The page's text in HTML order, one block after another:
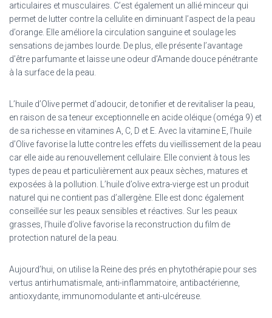
articulaires et musculaires. C’est également un allié minceur qui
permet de lutter contre la cellulite en diminuant l’aspect de la peau
d’orange. Elle améliore la circulation sanguine et soulage les
sensations de jambes lourde. De plus, elle présente l’avantage
d’être parfumante et laisse une odeur d’Amande douce pénétrante
à la surface de la peau.
L’huile d’Olive permet d’adoucir, de tonifier et de revitaliser la peau,
en raison de sa teneur exceptionnelle en acide oléique (oméga 9) et
de sa richesse en vitamines A, C, D et E. Avec la vitamine E, l’huile
d’Olive favorise la lutte contre les effets du vieillissement de la peau
car elle aide au renouvellement cellulaire. Elle convient à tous les
types de peau et particulièrement aux peaux sèches, matures et
exposées à la pollution. L’huile d’olive extra-vierge est un produit
naturel qui ne contient pas d’allergène. Elle est donc également
conseillée sur les peaux sensibles et réactives. Sur les peaux
grasses, l’huile d’olive favorise la reconstruction du film de
protection naturel de la peau.
Aujourd’hui, on utilise la Reine des prés en phytothérapie pour ses
vertus antirhumatismale, anti-inflammatoire, antibactérienne,
antioxydante, immunomodulante et anti-ulcéreuse.